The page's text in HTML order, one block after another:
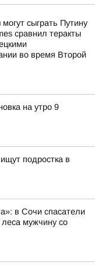
сыграть Путину
сравнил теракты
во время Второй
на утро 9
подростка в
в Сочи спасатели
мужчину со